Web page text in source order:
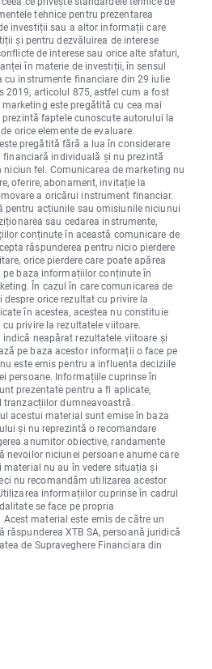
tehnice pentru prezentarea
investiții sau a altor informații care
și pentru dezvăluirea de interese
de interese sau orice alte sfaturi,
în materie de investiții, în sensul
cu instrumente financiare din 29 iulie
2019, articolul 875, astfel cum a fost
este pregătită cu cea mai
faptele cunoscute autorului la
orice elemente de evaluare.
pregătită fără a lua în considerare
individuală și nu prezintă
fel. Comunicarea de marketing nu
oferire, abonament, invitație la
a oricărui instrument financiar.
pentru acțiunile sau omisiunile niciunui
sau cedarea instrumente,
conținute în această comunicare de
răspunderea pentru nicio pierdere
orice pierdere care poate apărea
baza informațiilor conținute în
În cazul în care comunicarea de
orice rezultat cu privire la
în acestea, acestea nu constituie
privire la rezultatele viitoare.
neapărat rezultatele viitoare și
pe baza acestor informații o face pe
este emis pentru a influenta deciziile
persoane. Informațiile cuprinse în
prezentate pentru a fi aplicate,
dumneavoastră.
acestui material sunt emise în baza
și nu reprezintă o recomandare
anumitor obiective, randamente
nevoilor niciunei persoane anume care
material nu au în vedere situația și
nu recomandăm utilizarea acestor
informațiilor cuprinse în cadrul
se face pe propria
material este emis de către un
XTB SA, persoană juridică
de Supraveghere Financiara din